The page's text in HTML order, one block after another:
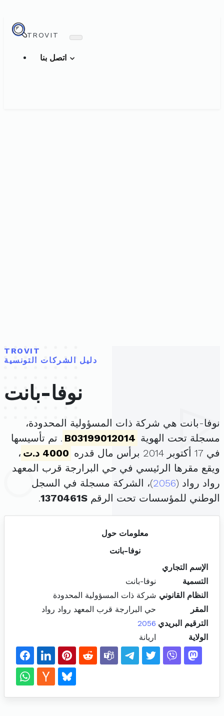
TROVIT
TROVIT
دليل الشركات التونسية
نوفا-بانت
نوفا-بانت هي شركة ذات المسؤولية المحدودة،
مسجلة تحت الهوية B03199012014 . تم تأسيسها
في 17 أكتوبر 2014 برأس مال قدره
4000 د.ت
،
ويقع مقرها الرئيسي في حي البرارجة قرب المعهد
رواد رواد (2056)، الشركة مسجلة في السجل
الوطني للمؤسسات تحت الرقم 1370461S
.
معلومات حول
نوفا-بانت
الإسم التجاري
التسمية
نوفا-بانت
النظام القانوني شركة ذات المسؤولية المحدودة
المقر
حي البرارجة قرب المعهد رواد رواد
الترقيم البريدي 2056
الولاية
اريانة